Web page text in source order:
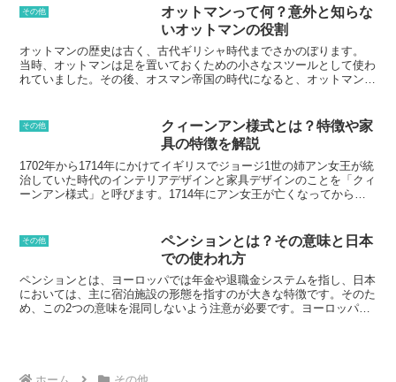
資の情報収集を怠らず、各市町村の窓口で、融資の条件や審査基準を
比較することが可能となる。マンセル表
色系は、1905年にアメリカの画家兼教師
であるアルバート・マンセルによって考
案された。マンセルは、色を色相、明
度、彩度の3つの要素から構成されるもの
と定義し、それらを数値化して表現する
紫の7色相と、それらの中間色である中間
色相で構成される。明度とは、色の明る
さのことであり、黒から白までの範囲で
表現される。彩度とは、色の鮮やかさの
ことであり、グレーから純色までの範囲
で表現される。マンセル表色系は、色の
ン、写真、テレビ、映画などの分野でも
広く使用されている。
その他
オットマンって何？意外と知らな
いオットマンの役割
オットマンの歴史は古く、古代ギリシャ時代までさかのぼります。
当時、オットマンは足を置いておくための小さなスツールとして使わ
れていました。その後、オスマン帝国の時代になると、オットマンは
われていましたが、次第にソファやベッドの横に置かれて、腰掛けた
り、物を置いたりするのに使われるようになりました。現代において
は、オットマンはさまざまなデザインやスタイルで作られており、イ
ンテリアとしても人気のあるアイテムとなっています。
その他
クィーンアン様式とは？特徴や家
具の特徴を解説
1702年から1714年にかけてイギリスでジョージ1世の姉アン女王が統
治していた時代のインテリアデザインと家具デザインのことを「クィ
ーンアン様式」と呼びます。1714年にアン女王が亡くなってからジ
年に起きた「名誉革命」によりジェームズ2世がオランダへ逃亡し、
オランダからウィリアム3世がイギリスにやってきて国王になったと
いうプロセスを経たことから、1689年から1702年まで続いたウィリ
アム3世とメアリー2世の共同統治時代のインテリアデザインと家具
デザインのことを「ウィリアム・アンド・メアリー様式」と呼んでい
ます。つまり、「ウィリアム・アンド・メアリー様式」と「クィーン
その他
ペンションとは？その意味と日本
での使われ方
ペンションとは、ヨーロッパでは年金や退職金システムを指し、日本
においては、主に宿泊施設の形態を指すのが大きな特徴です。そのた
め、この2つの意味を混同しないよう注意が必要です。ヨーロッパに
とが多いです。また、ペンションでは、宿泊客に家庭的な雰囲気を提